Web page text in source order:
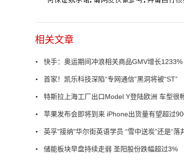
相关文章
快手：奥运期间冲浪相关商品GMV增长1233%
首家！凯乐科技深陷“专网通信”黑洞将被“ST”
特斯拉上海工厂出口Model Y登陆欧洲 车型很
苹果发布会即将到来 iPhone出货量有望超过
英孚"接纳"华尔街英语学员 “雪中送炭”还是“落
储能板块早盘持续走弱 圣阳股份跌幅超过3%